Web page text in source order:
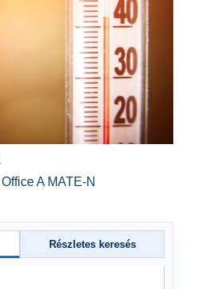
A MATE-N
Részletes keresés